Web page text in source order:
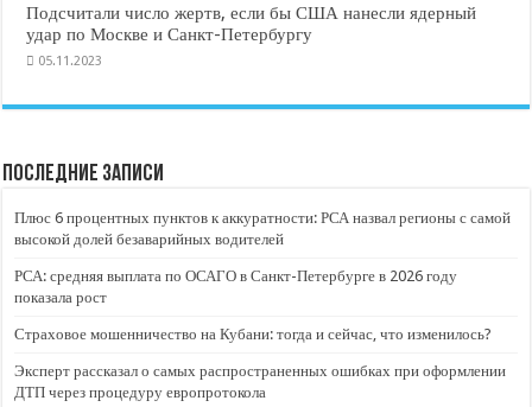
Подсчитали число жертв, если бы США нанесли ядерный
удар по Москве и Санкт-Петербургу
05.11.2023
Последние записи
Плюс 6 процентных пунктов к аккуратности: РСА назвал регионы с самой
высокой долей безаварийных водителей
РСА: средняя выплата по ОСАГО в Санкт-Петербурге в 2026 году
показала рост
Страховое мошенничество на Кубани: тогда и сейчас, что изменилось?
Эксперт рассказал о самых распространенных ошибках при оформлении
ДТП через процедуру европротокола